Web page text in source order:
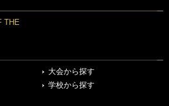
THE
大会から探す
学校から探す